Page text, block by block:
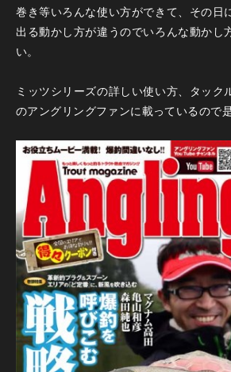
巻き等いろんな使い方ができて、その日
出る動かし方が違うのでいろんな動かし
い。
ミッツシリーズの詳しい使い方、タック
のアングリングファンに載っているので